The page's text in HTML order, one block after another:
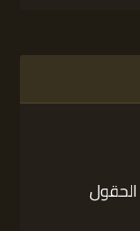
الحقول